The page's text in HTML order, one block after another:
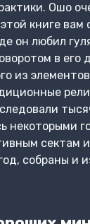
Ошо
книге
он любил
в
из
некоторыми
сектам
собраны и